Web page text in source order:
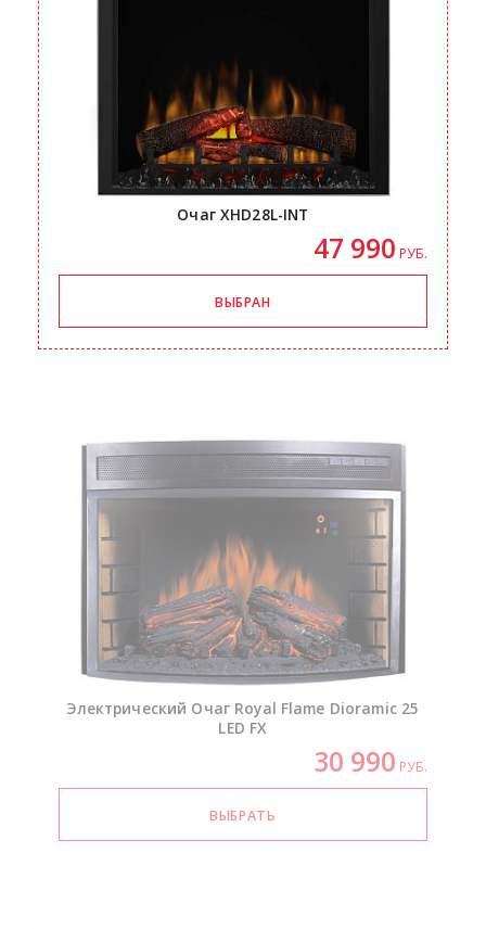
ОчагXHD28L-INT
47 990 РУБ.
Электрический Очаг Royal Flame Dioramic 25
LED FX
30 990 РУБ.